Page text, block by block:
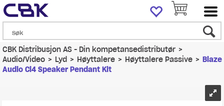
CBK Distribusjon AS - Din kompetansedistributør>
Audio/Video>Lyd >Høyttalere>Høyttalere Passive>Blaze
Audio Ci4 Speaker Pendant Kit